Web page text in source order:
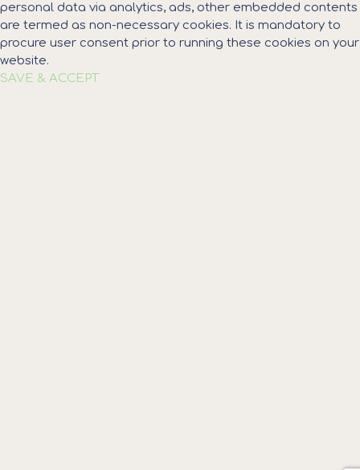
personal data via analytics, ads, other embedded contents
are termed as non-necessary cookies. It is mandatory to
procure user consent prior to running these cookies on your
website.
SAVE & ACCEPT